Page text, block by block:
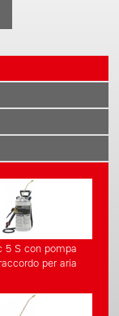
5 S con pompa
per aria